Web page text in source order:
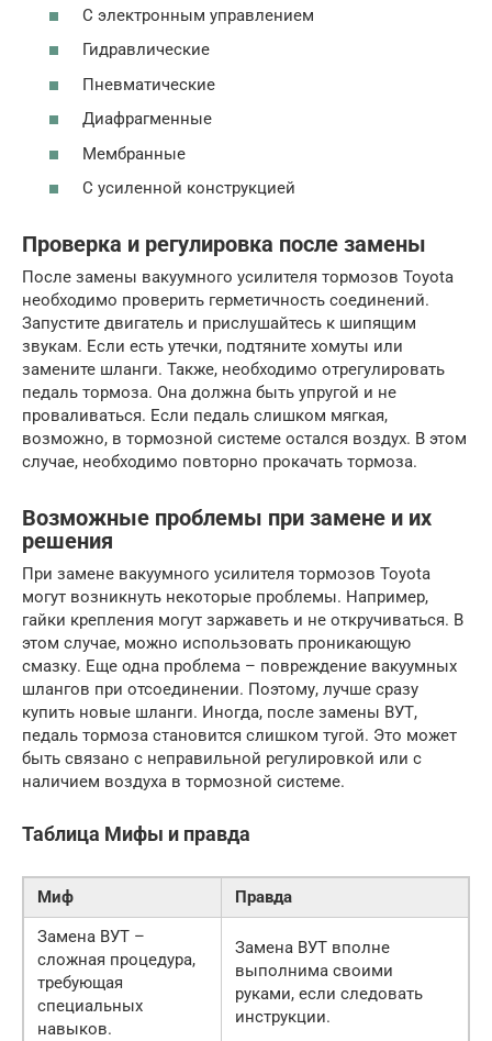
С электронным управлением
Гидравлические
Пневматические
Диафрагменные
Мембранные
С усиленной конструкцией
Проверка и регулировка после замены
После замены вакуумного усилителя тормозов Toyota
необходимо проверить герметичность соединений.
Запустите двигатель и прислушайтесь к шипящим
звукам. Если есть утечки, подтяните хомуты или
замените шланги. Также, необходимо отрегулировать
педаль тормоза. Она должна быть упругой и не
проваливаться. Если педаль слишком мягкая,
возможно, в тормозной системе остался воздух. В этом
случае, необходимо повторно прокачать тормоза.
Возможные проблемы при замене и их
решения
При замене вакуумного усилителя тормозов Toyota
могут возникнуть некоторые проблемы. Например,
гайки крепления могут заржаветь и не откручиваться. В
этом случае, можно использовать проникающую
смазку. Еще одна проблема – повреждение вакуумных
шлангов при отсоединении. Поэтому, лучше сразу
купить новые шланги. Иногда, после замены ВУТ,
педаль тормоза становится слишком тугой. Это может
быть связано с неправильной регулировкой или с
наличием воздуха в тормозной системе.
Таблица Мифы и правда
Миф
Правда
Замена ВУТ –
сложная процедура,
требующая
специальных
навыков.
Замена ВУТ вполне
выполнима своими
руками, если следовать
инструкции.